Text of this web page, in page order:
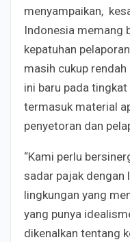
menyampaikan,
Indonesia memang
kepatuhan
masih cukup
ini baru pada
termasuk material
penyetoran dan
“Kami perlu
sadar pajak dengan
lingkungan yang
yang punya
dikenalkan tentang